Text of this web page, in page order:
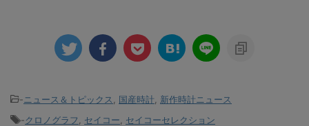
- ニュース＆トピックス 国産時計
新作時計ニュース
-クロノグラフ セイコー セイコーセレクション